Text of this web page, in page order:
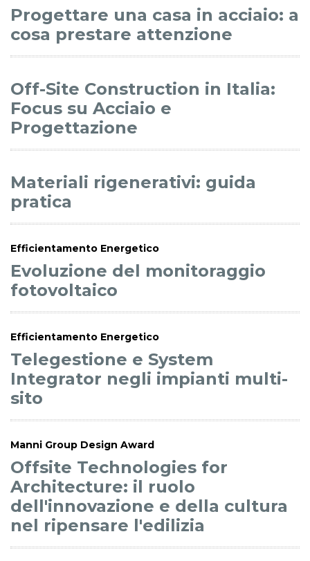
Progettare una casa in acciaio: a
cosa prestare attenzione
Off-Site Construction in Italia:
Focus su Acciaio e
Progettazione
Materiali rigenerativi: guida
pratica
Efficientamento Energetico
Evoluzione del monitoraggio
fotovoltaico
Efficientamento Energetico
Telegestione e System
Integrator negli impianti multi-
sito
Manni Group Design Award
Offsite Technologies for
Architecture: il ruolo
dell'innovazione e della cultura
nel ripensare l'edilizia